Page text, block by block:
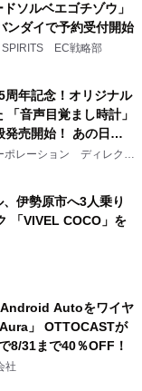
ソルベエゴチゾウ」
ンダイで予約受付開始
SPIRITS EC戦略部
周年記念！オリジナル
「音声目覚まし時計」
発売開始！ あの日の
ポレーション ディレクト
伊勢原市へ3人乗り
「VIVEL COCO」を
Autoをワイヤ
」 OTTOCASTが
8/31まで40％OFF！
社